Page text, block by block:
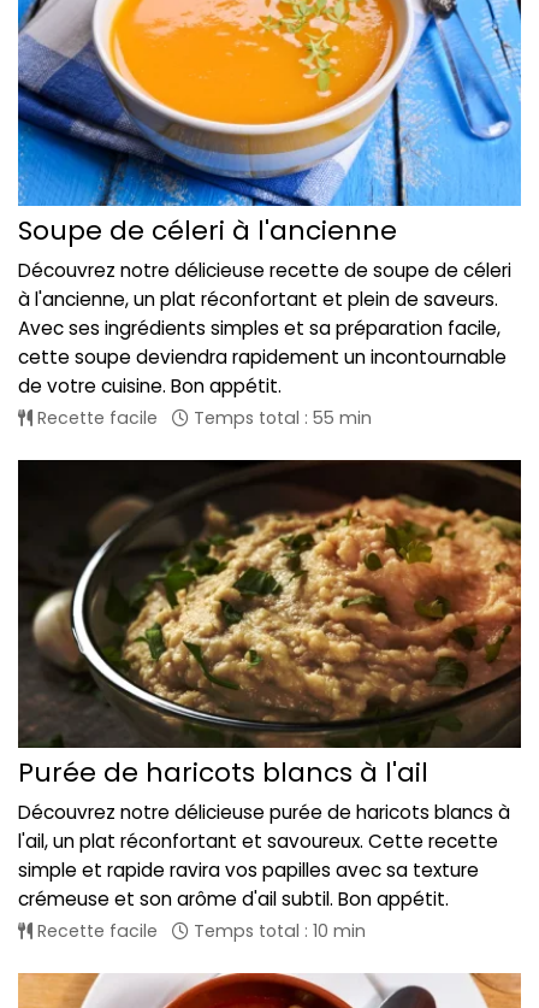
Soupe de céleri à l'ancienne
Découvrez notre délicieuse recette de soupe de céleri
à l'ancienne, un plat réconfortant et plein de saveurs.
Avec ses ingrédients simples et sa préparation facile,
cette soupe deviendra rapidement un incontournable
de votre cuisine. Bon appétit.
Recette facile Temps total : 55 min
Purée de haricots blancs à l'ail
Découvrez notre délicieuse purée de haricots blancs à
l'ail, un plat réconfortant et savoureux. Cette recette
simple et rapide ravira vos papilles avec sa texture
crémeuse et son arôme d'ail subtil. Bon appétit.
Recette facile Temps total : 10 min